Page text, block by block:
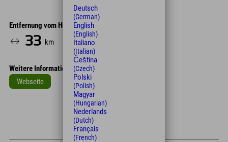
Entfernung vom Hotel
33 km 40
Weitere Informationen
Webseite
Deutsch
(German)
English
(English)
Italiano
(Italian)
Čeština
(Czech)
Polski
(Polish)
Magyar
(Hungarian)
Nederlands
(Dutch)
Français
(French)